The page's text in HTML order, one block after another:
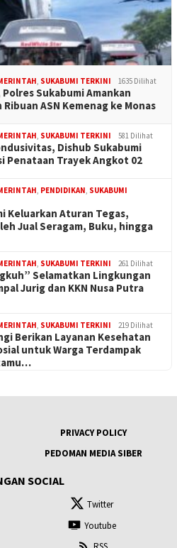
SUKABUMI TERKINI 1635 Dilihat
Sukabumi Amankan
ASN Kemenag ke Monas
SUKABUMI TERKINI 581 Dilihat
Dishub Sukabumi
Penataan Trayek Angkot 02
PENDIDIKAN SUKABUMI
Keluarkan Aturan Tegas,
Jual Seragam, Buku, hingga
SUKABUMI TERKINI 261 Dilihat
Selamatkan Lingkungan
Jurig dan KKN Nusa Putra
SUKABUMI TERKINI 219 Dilihat
Berikan Layanan Kesehatan
untuk Warga Terdampak
PRIVACY POLICY
PEDOMAN MEDIA SIBER
SOCIAL
Twitter
Youtube